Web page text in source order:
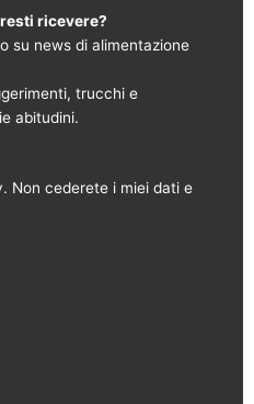
ricevere?
su news di alimentazione
trucchi e
abitudini.
Non cederete i miei dati e